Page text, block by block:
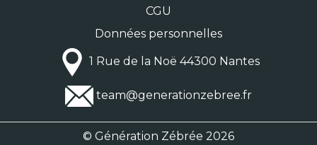
CGU
Données personnelles
1 Rue de la Noë 44300 Nantes
team@generationzebree.fr
© Génération Zébrée 2026